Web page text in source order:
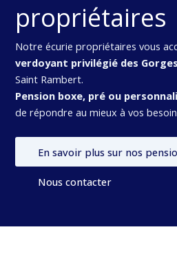
propriétaires
Notre écurie propriétaires vous
verdoyant privilégié des
Saint Rambert.
Pension boxe, pré ou
de répondre au mieux à vos
En savoir plus sur nos
Nous contacter